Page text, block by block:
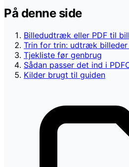
På denne side
Billedudtræk eller PDF til
Trin for trin: udtræk billeder
Tjekliste før genbrug
Sådan passer det ind i
Kilder brugt til guiden